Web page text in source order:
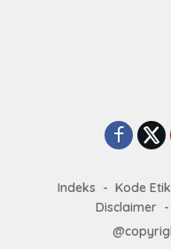
Indeks Kode Etik
Disclaimer